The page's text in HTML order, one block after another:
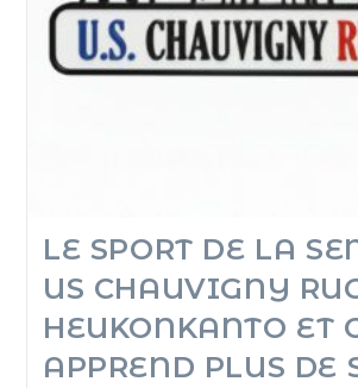
LE SPORT DE LA
US CHAUVIGNY
HEUKONKANTO ET
APPREND PLUS DE